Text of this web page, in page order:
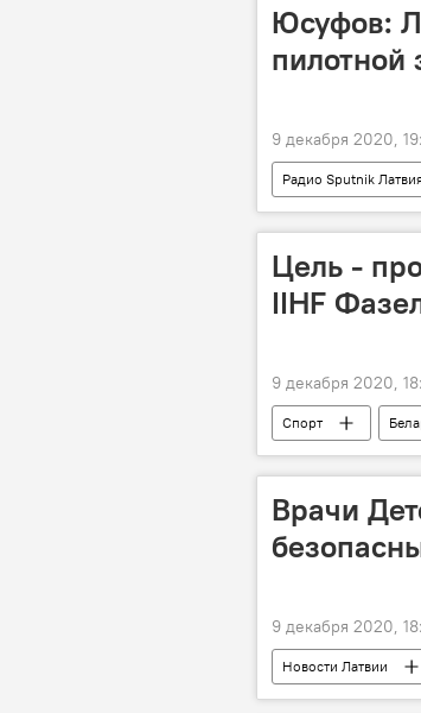
Юсуфов:
пилотной
9 декабря 2020,
Радио Sputnik
Евросоюз
Цель -
IIHF
9 декабря 2020,
Спорт
Александр
Врачи
9 декабря 2020,
Новости Латвии